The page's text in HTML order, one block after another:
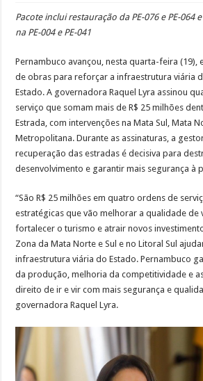
Pacote inclui restauração da PE-076 e PE-064
na PE-004 e PE-041
Pernambuco avançou, nesta quarta-feira (19),
de obras para reforçar a infraestrutura viária
Estado. A governadora Raquel Lyra assinou
serviço que somam mais de R$ 25 milhões
Estrada, com intervenções na Mata Sul, Mata
Metropolitana. Durante as assinaturas, a
recuperação das estradas é decisiva para
desenvolvimento e garantir mais segurança à
“São R$ 25 milhões em quatro ordens de
estratégicas que vão melhorar a qualidade de
fortalecer o turismo e atrair novos
Zona da Mata Norte e Sul e no Litoral Sul
infraestrutura viária do Estado. Pernambuco
da produção, melhoria da competitividade e
direito de ir e vir com mais segurança e
governadora Raquel Lyra.